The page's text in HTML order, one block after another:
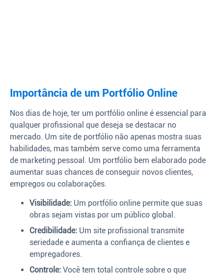
Importância de um Portfólio Online
Nos dias de hoje, ter um portfólio online é essencial para
qualquer profissional que deseja se destacar no
mercado. Um site de portfólio não apenas mostra suas
habilidades, mas também serve como uma ferramenta
de marketing pessoal. Um portfólio bem elaborado pode
aumentar suas chances de conseguir novos clientes,
empregos ou colaborações.
Visibilidade: Um portfólio online permite que suas
obras sejam vistas por um público global.
Credibilidade: Um site profissional transmite
seriedade e aumenta a confiança de clientes e
empregadores.
Controle: Você tem total controle sobre o que